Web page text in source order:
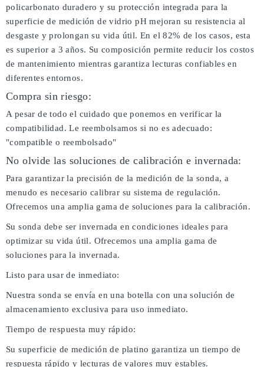
policarbonato duradero y su protección integrada para la
superficie de medición de vidrio pH mejoran su resistencia al
desgaste y prolongan su vida útil. En el 82% de los casos, esta
es superior a 3 años. Su composición permite reducir los costos
de mantenimiento mientras garantiza lecturas confiables en
diferentes entornos.
Compra sin riesgo:
A pesar de todo el cuidado que ponemos en verificar la
compatibilidad. Le reembolsamos si no es adecuado:
"compatible o reembolsado"
No olvide las soluciones de calibración e invernada:
Para garantizar la precisión de la medición de la sonda, a
menudo es necesario calibrar su sistema de regulación.
Ofrecemos una amplia gama de soluciones para la calibración.
Su sonda debe ser invernada en condiciones ideales para
optimizar su vida útil. Ofrecemos una amplia gama de
soluciones para la invernada.
Listo para usar de inmediato:
Nuestra sonda se envía en una botella con una solución de
almacenamiento exclusiva para uso inmediato.
Tiempo de respuesta muy rápido:
Su superficie de medición de platino garantiza un tiempo de
respuesta rápido y lecturas de valores muy estables.